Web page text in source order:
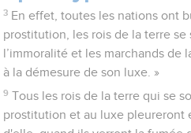
3 En effet, toutes les nations ont
prostitution, les rois de la terre se
l’immoralité et les marchands de
à la démesure de son luxe. »
9 Tous les rois de la terre qui se
prostitution et au luxe pleureront